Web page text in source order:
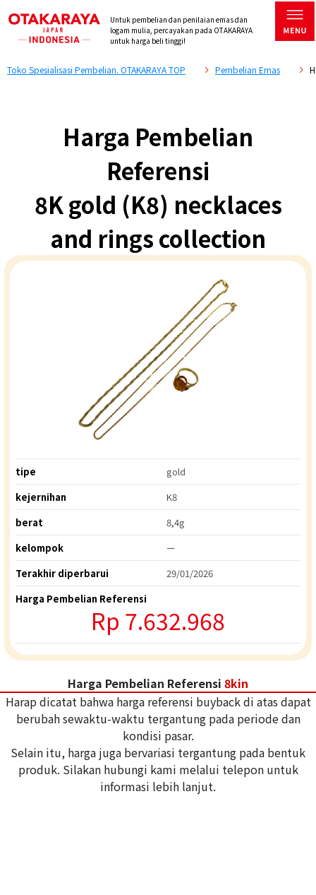
Untuk pembelian dan penilaian emas dan
logam mulia, percayakan pada OTAKARAYA
untuk harga beli tinggi!
Toko Spesialisasi Pembelian. OTAKARAYA TOP Pembelian Emas
Harga Pembelian
Referensi
8K gold (K8) necklaces
and rings collection
tipe
gold
kejernihan
K8
berat
8,4g
kelompok
ー
Terakhir diperbarui
29/01/2026
Harga Pembelian Referensi
Rp 7.632.968
Harga Pembelian Referensi 8kin
Harap dicatat bahwa harga referensi buyback di atas dapat
berubah sewaktu-waktu tergantung pada periode dan
kondisi pasar.
Selain itu, harga juga bervariasi tergantung pada bentuk
produk. Silakan hubungi kami melalui telepon untuk
informasi lebih lanjut.